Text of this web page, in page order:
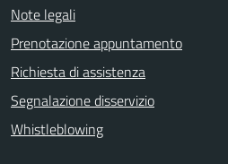
Note legali
Prenotazione appuntamento
Richiesta di assistenza
Segnalazione disservizio
Whistleblowing